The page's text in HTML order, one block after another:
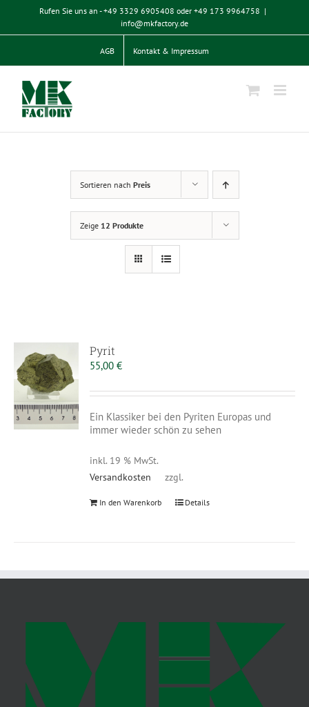
springen
Rufen Sie uns an - +49 3329 6905408 oder +49 173 9964758 |
info@mkfactory.de
AGB Kontakt & Impressum
Sortieren nach Preis
Zeige 12 Produkte
Pyrit
55,00€
Ein Klassiker bei den Pyriten Europas und
immer wieder schön zu sehen
inkl. 19 % MwSt.
zzgl.
Versandkosten
In den Warenkorb Details